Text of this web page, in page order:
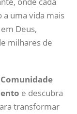
a uma vida mais
Deus,
milhares de
Comunidade
e descubra
transformar